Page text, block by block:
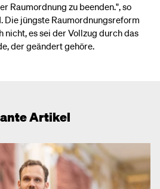
Raumordnung zu beenden.", so
Die jüngste Raumordnungsreform
nicht, es sei der Vollzug durch das
der geändert gehöre.
Artikel